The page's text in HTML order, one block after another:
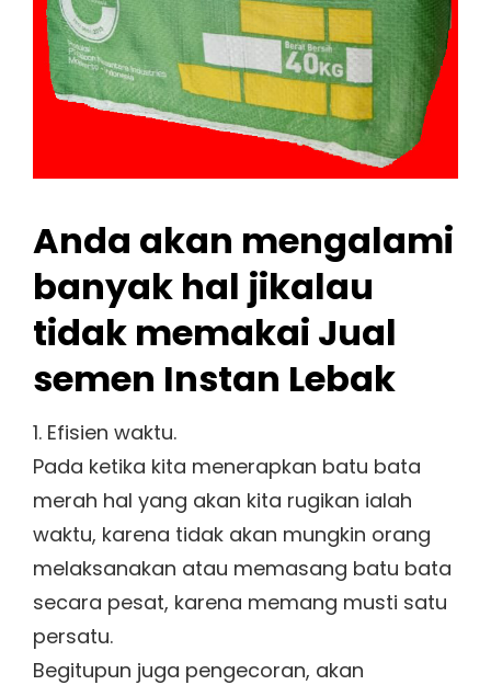
Anda akan mengalami
banyak hal jikalau
tidak memakai Jual
semen Instan Lebak
1. Efisien waktu.
Pada ketika kita menerapkan batu bata
merah hal yang akan kita rugikan ialah
waktu, karena tidak akan mungkin orang
melaksanakan atau memasang batu bata
secara pesat, karena memang musti satu
persatu.
Begitupun juga pengecoran, akan